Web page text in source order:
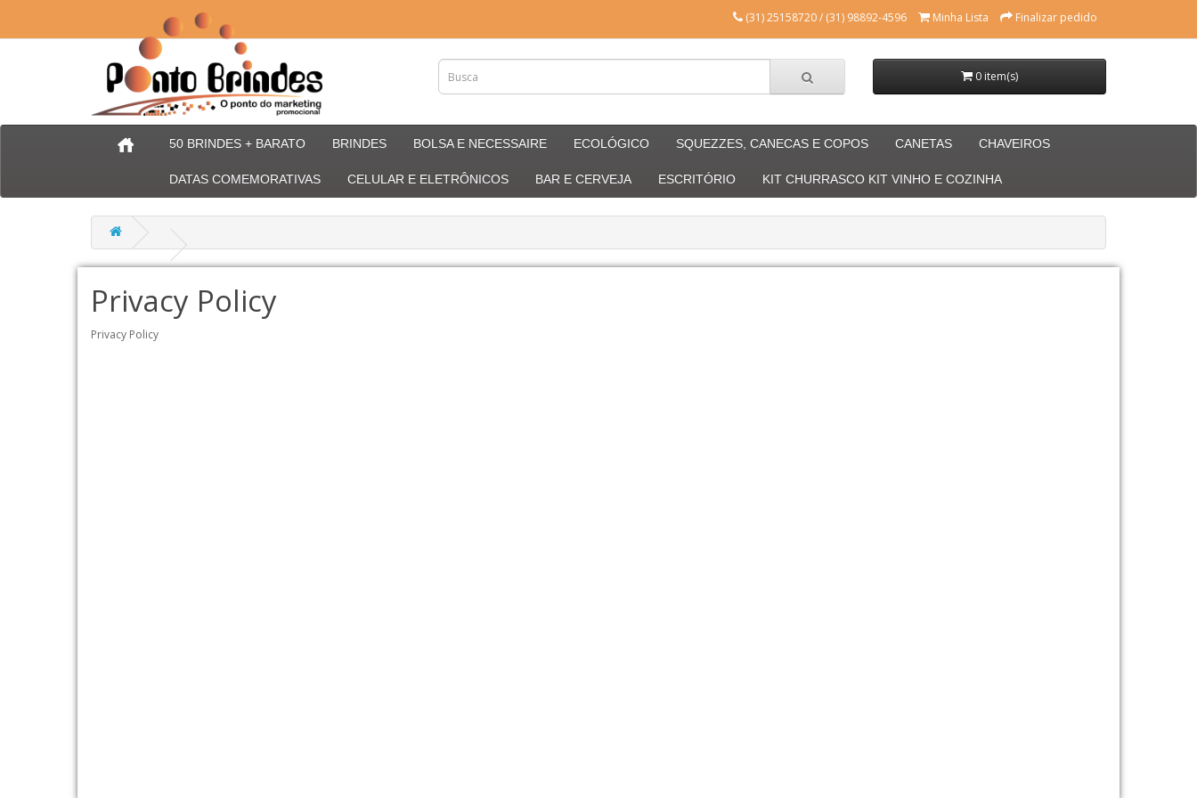
(31) 25158720 / (31) 98892-4596 Minha Lista Finalizar pedido
0 item(s)
50 BRINDES + BARATO BRINDES BOLSA E NECESSAIRE ECOLÓGICO SQUEZZES, CANECAS E COPOS CANETAS CHAVEIROS
DATAS COMEMORATIVAS CELULAR E ELETRÔNICOS BAR E CERVEJA ESCRITÓRIO KIT CHURRASCO KIT VINHO E COZINHA
Privacy Policy
Privacy Policy